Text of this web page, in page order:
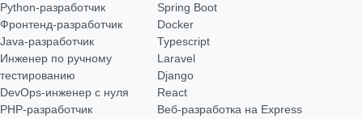
Python-разработчик
Фронтенд-разработчик
Java-разработчик
Инженер по ручному
тестированию
DevOps-инженер с нуля
РНР-разработчик
Spring Boot
Docker
Typescript
Laravel
Django
React
Веб-разработка на Express